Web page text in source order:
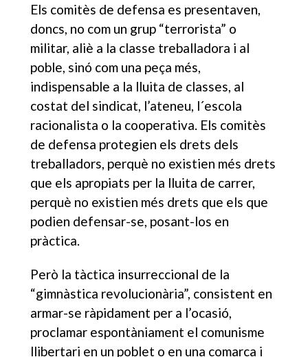
Els comitès de defensa es presentaven,
doncs, no com un grup “terrorista” o
militar, aliè a la classe treballadora i al
poble, sinó com una peça més,
indispensable a la lluita de classes, al
costat del sindicat, l’ateneu, l´escola
racionalista o la cooperativa. Els comitès
de defensa protegien els drets dels
treballadors, perquè no existien més drets
que els apropiats per la lluita de carrer,
perquè no existien més drets que els que
podien defensar-se, posant-los en
pràctica.
Però la tàctica insurreccional de la
“gimnàstica revolucionària”, consistent en
armar-se ràpidament per a l’ocasió,
proclamar espontàniament el comunisme
llibertari en un poblet o en una comarca i